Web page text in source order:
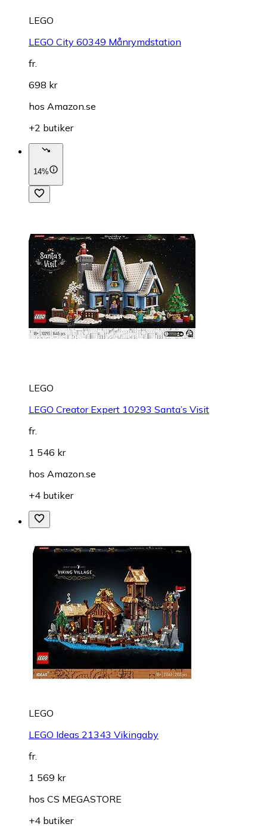
LEGO
LEGO City 60349 Månrymdstation
fr.
698 kr
hos Amazon.se
+2 butiker
14%
LEGO
LEGO Creator Expert 10293 Santa’s Visit
fr.
1 546 kr
hos Amazon.se
+4 butiker
LEGO
LEGO Ideas 21343 Vikingaby
fr.
1 569 kr
hos CS MEGASTORE
+4 butiker